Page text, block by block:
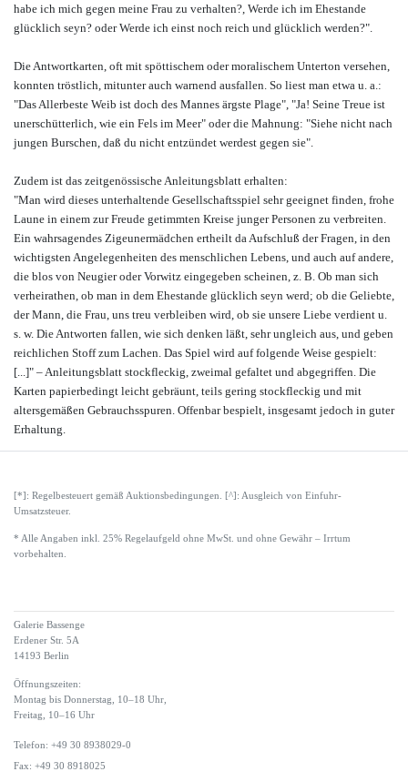
habe ich mich gegen meine Frau zu verhalten?, Werde ich im Ehestande
glücklich seyn? oder Werde ich einst noch reich und glücklich werden?".
Die Antwortkarten, oft mit spöttischem oder moralischem Unterton versehen,
konnten tröstlich, mitunter auch warnend ausfallen. So liest man etwa u. a.:
"Das Allerbeste Weib ist doch des Mannes ärgste Plage", "Ja! Seine Treue ist
unerschütterlich, wie ein Fels im Meer" oder die Mahnung: "Siehe nicht nach
jungen Burschen, daß du nicht entzündet werdest gegen sie".
Zudem ist das zeitgenössische Anleitungsblatt erhalten:
"Man wird dieses unterhaltende Gesellschaftsspiel sehr geeignet finden, frohe
Laune in einem zur Freude getimmten Kreise junger Personen zu verbreiten.
Ein wahrsagendes Zigeunermädchen ertheilt da Aufschluß der Fragen, in den
wichtigsten Angelegenheiten des menschlichen Lebens, und auch auf andere,
die blos von Neugier oder Vorwitz eingegeben scheinen, z. B. Ob man sich
verheirathen, ob man in dem Ehestande glücklich seyn werd; ob die Geliebte,
der Mann, die Frau, uns treu verbleiben wird, ob sie unsere Liebe verdient u.
s. w. Die Antworten fallen, wie sich denken läßt, sehr ungleich aus, und geben
reichlichen Stoff zum Lachen. Das Spiel wird auf folgende Weise gespielt:
[...]" – Anleitungsblatt stockfleckig, zweimal gefaltet und abgegriffen. Die
Karten papierbedingt leicht gebräunt, teils gering stockfleckig und mit
altersgemäßen Gebrauchsspuren. Offenbar bespielt, insgesamt jedoch in guter
Erhaltung.
[*]: Regelbesteuert gemäß Auktionsbedingungen. [^]: Ausgleich von Einfuhr-
Umsatzsteuer.
* Alle Angaben inkl. 25% Regelaufgeld ohne MwSt. und ohne Gewähr – Irrtum
vorbehalten.
Galerie Bassenge
Erdener Str. 5A
14193 Berlin
Öffnungszeiten:
Montag bis Donnerstag, 10–18 Uhr,
Freitag, 10–16 Uhr
Telefon: +49 30 8938029-0
Fax: +49 30 8918025